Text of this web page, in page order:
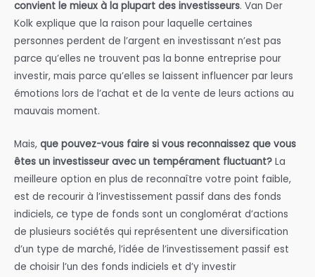
convient le mieux à la plupart des investisseurs. Van Der
Kolk explique que la raison pour laquelle certaines
personnes perdent de l’argent en investissant n’est pas
parce qu’elles ne trouvent pas la bonne entreprise pour
investir, mais parce qu’elles se laissent influencer par leurs
émotions lors de l’achat et de la vente de leurs actions au
mauvais moment.
Mais, que pouvez-vous faire si vous reconnaissez que vous
êtes un investisseur avec un tempérament fluctuant? La
meilleure option en plus de reconnaître votre point faible,
est de recourir à l’investissement passif dans des fonds
indiciels, ce type de fonds sont un conglomérat d’actions
de plusieurs sociétés qui représentent une diversification
d’un type de marché, l’idée de l’investissement passif est
de choisir l’un des fonds indiciels et d’y investir